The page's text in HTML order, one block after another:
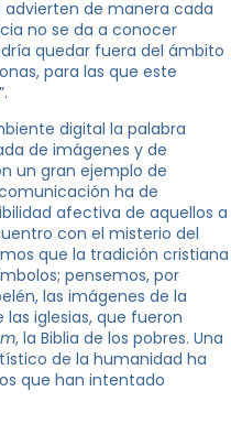
de manera cada
no se da a conocer
quedar fuera del ámbito
para las que este
digital la palabra
de imágenes y de
un gran ejemplo de
ha de
afectiva de aquellos a
con el misterio del
que la tradición cristiana
pensemos, por
las imágenes de la
las iglesias, que fueron
, la Biblia de los pobres. Una
de la humanidad ha
que han intentado